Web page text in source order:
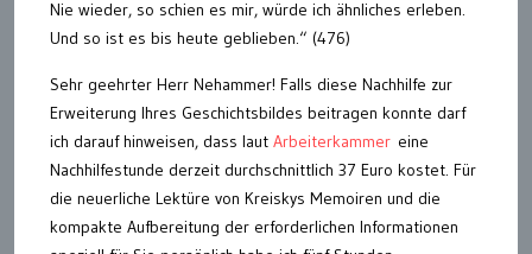
Nie wieder, so schien es mir, würde ich ähnliches erleben.
Und so ist es bis heute geblieben.“ (476)
Sehr geehrter Herr Nehammer! Falls diese Nachhilfe zur
Erweiterung Ihres Geschichtsbildes beitragen konnte darf
ich darauf hinweisen, dass laut Arbeiterkammer eine
Nachhilfestunde derzeit durchschnittlich 37 Euro kostet. Für
die neuerliche Lektüre von Kreiskys Memoiren und die
kompakte Aufbereitung der erforderlichen Informationen